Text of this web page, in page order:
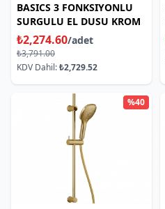
BASICS 3 FONKSIYONLU
SURGULU EL DUSU KROM
₺2,274.60/adet
₺3,791.00
KDV Dahil:₺2,729.52
%40